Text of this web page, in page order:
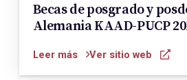
Becas de posgrado y
Alemania KAAD-PUCP
Leer más Ver sitio web